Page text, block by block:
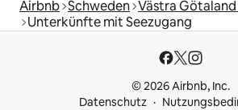
Airbnb Schweden Västra
Unterkünfte mit Seezugang
© 2026 Airbnb, Inc.
Datenschutz